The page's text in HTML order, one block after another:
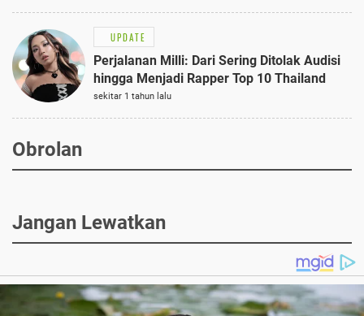
UPDATE
Perjalanan Milli: Dari Sering Ditolak Audisi
hingga Menjadi Rapper Top 10 Thailand
sekitar 1 tahun lalu
Obrolan
Jangan Lewatkan